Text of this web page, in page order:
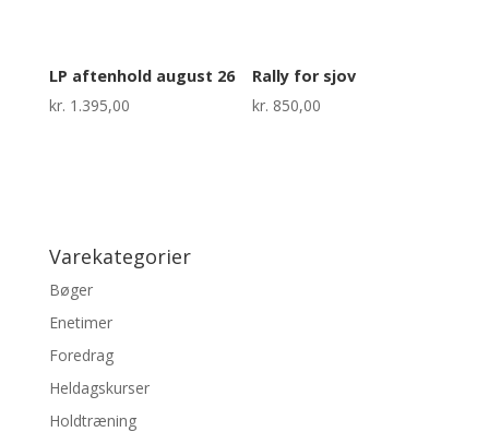
LP aftenhold august 26
kr. 1.395,00
Rally for sjov
kr. 850,00
Varekategorier
Bøger
Enetimer
Foredrag
Heldagskurser
Holdtræning